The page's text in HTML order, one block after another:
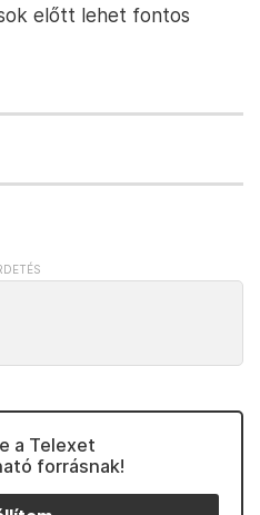
előtt lehet fontos
a Telexet
forrásnak!